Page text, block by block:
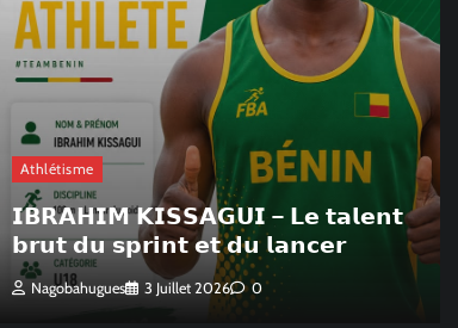
Athlétisme
𝗜𝗕𝗥𝗔𝗛𝗜𝗠 𝗞𝗜𝗦𝗦𝗔𝗚𝗨𝗜 – 𝗟𝗲 𝘁𝗮𝗹𝗲𝗻𝘁
𝗯𝗿𝘂𝘁 𝗱𝘂 𝘀𝗽𝗿𝗶𝗻𝘁 𝗲𝘁 𝗱𝘂 𝗹𝗮𝗻𝗰𝗲𝗿
Nagobahugues 3 Juillet 2026 0